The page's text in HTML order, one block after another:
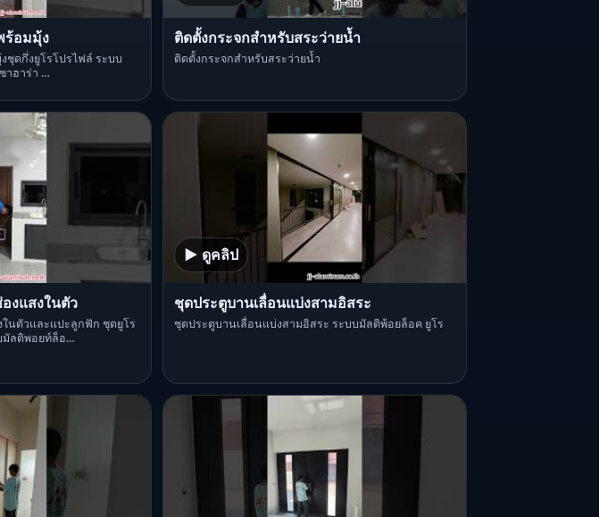
ร้อมมุ้ง
ดกึ่งยูโรโปรไฟล์ ระบบ
าฮาร่า …
ติดตั้งกระจกสำหรับสระว่ายน้ำ
ติดตั้งกระจกสำหรับสระว่ายน้ำ
งแสงในตัว
นตัวและแปะลูกฟัก ชุดยูโร
มัลติพอยท์ล็อ…
▶ ดูคลิป
ชุดประตูบานเลื่อนแบ่งสามอิสระ
ชุดประตูบานเลื่อนแบ่งสามอิสระ ระบบมัลติพ้อยล็อค ยูโร